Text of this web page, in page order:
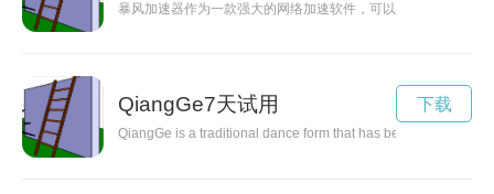
暴风加速器作为一款强大的网络加速软件，可以帮助用户优化
QiangGe7天试用
QiangGe is a traditional dance form that has been passed
下载